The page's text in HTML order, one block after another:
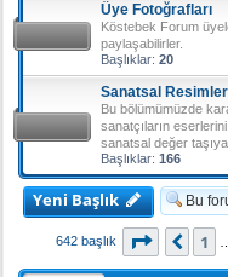
Üye Fotoğrafları
Köstebek Forum
paylaşabilirler.
Başlıklar: 20
Sanatsal Resimler
Bu bölümümüzde
sanatçıların
sanatsal değer
Başlıklar: 166
Yeni Başlık
642 başlık 29 . sayfa
1